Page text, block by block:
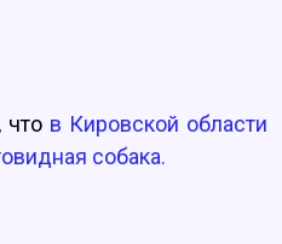
что в Кировской области
собака.